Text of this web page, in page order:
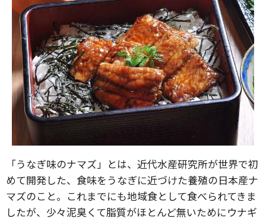
「うなぎ味のナマズ」とは、近代水産研究所が世界で初
めて開発した、食味をうなぎに近づけた養殖の日本産ナ
マズのこと。これまでにも地域食として食べられてきま
したが、少々泥臭くて脂質がほとんど無いためにウナギ